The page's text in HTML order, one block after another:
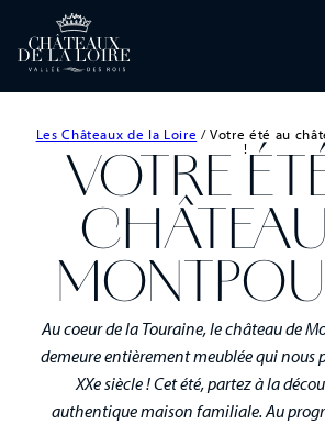
Les Châteaux de la Loire /Votre été au
!
VOTRE
Au coeur de la Touraine, le château de
demeure entièrement meublée qui nous
XXe siècle ! Cet été, partez à la
authentique maison familiale. Au